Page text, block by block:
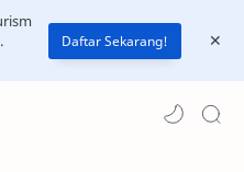
Daftar Sekarang!